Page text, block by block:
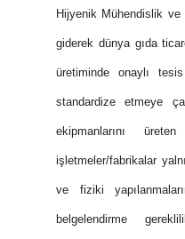
Hijyenik Mühendislik ve
giderek dünya gıda
üretiminde onaylı
standardize etmeye
ekipmanlarını
işletmeler/fabrikalar
ve fiziki
belgelendirme